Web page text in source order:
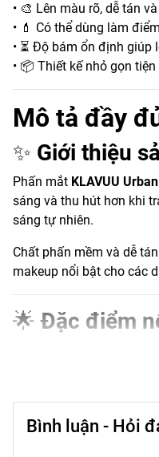
• 🎨 Lên màu rõ, dễ tán
• 💄 Có thể dùng làm
• ⏳ Độ bám ổn định
• 📦 Thiết kế nhỏ gọn
Mô tả đầy
✨ Giới thiệu
Phấn mắt KLAVUU
sáng và thu hút hơn khi
sáng tự nhiên.
Chất phấn mềm và dễ
makeup nổi bật cho các
🌟Đặc điểm
• Có nhiều tông nhũ dễ
• Thiết kế nhỏ gọn tiện sử
Bình luận - Hỏi